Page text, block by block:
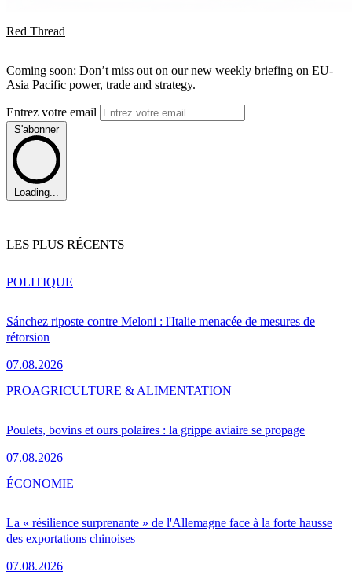
Red Thread
Coming soon: Don’t miss out on our new weekly briefing on EU-
Asia Pacific power, trade and strategy.
Entrez votre email
S'abonner
Loading...
LES PLUS RÉCENTS
Sánchez riposte contre Meloni : l'Italie menacée de mesures de
rétorsion
07.08.2026
POLITIQUE
Poulets, bovins et ours polaires : la grippe aviaire se propage
07.08.2026
PROAGRICULTURE & ALIMENTATION
La « résilience surprenante » de l'Allemagne face à la forte hausse
des exportations chinoises
07.08.2026
ÉCONOMIE